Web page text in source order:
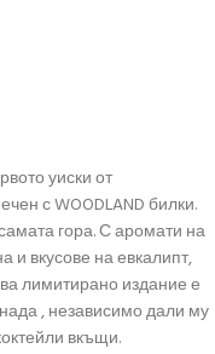
уиски от
с WOODLAND билки.
гора. С аромати на
и вкусове на евкалипт,
лимитирано издание е
, независимо дали му
вкъщи.